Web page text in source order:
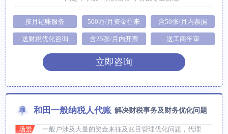
按月记账服务 500万/月资金往来 含50张/月内票据
送财税优化咨询 含25张/月内开票 送工商年审
立即咨询
和田一般纳税人代账 解决财税事务及财务优化问题
场景
一般户涉及大量的资金来往及账目管理优化问题，代理